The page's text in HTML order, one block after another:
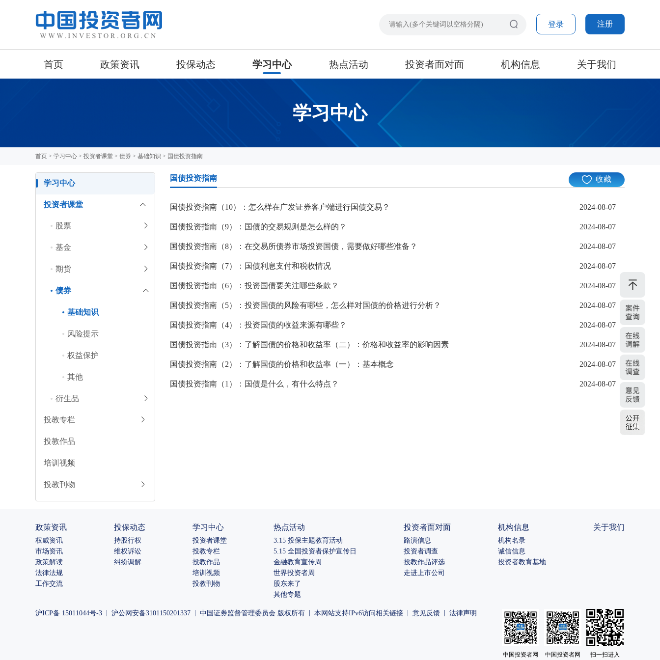
登录 注册
首页 政策资讯 投保动态 学习中心 热点活动 投资者面对面 机构信息 关于我们
学习中心
首页 > 学习中心 > 投资者课堂 > 债券 > 基础知识 > 国债投资指南
学习中心
投资者课堂
股票
基金
期货
债券
基础知识
风险提示
权益保护
其他
衍生品
投教专栏
投教作品
培训视频
投教刊物
国债投资指南 收藏
国债投资指南（10）：怎么样在广发证券客户端进行国债交易？ 2024-08-07
国债投资指南（9）：国债的交易规则是怎么样的？ 2024-08-07
国债投资指南（8）：在交易所债券市场投资国债，需要做好哪些准备？ 2024-08-07
国债投资指南（7）：国债利息支付和税收情况 2024-08-07
国债投资指南（6）：投资国债要关注哪些条款？ 2024-08-07
国债投资指南（5）：投资国债的风险有哪些，怎么样对国债的价格进行分析？ 2024-08-07
国债投资指南（4）：投资国债的收益来源有哪些？ 2024-08-07
国债投资指南（3）：了解国债的价格和收益率（二）：价格和收益率的影响因素 2024-08-07
国债投资指南（2）：了解国债的价格和收益率（一）：基本概念 2024-08-07
国债投资指南（1）：国债是什么，有什么特点？ 2024-08-07
政策资讯
权威资讯
市场资讯
政策解读
法律法规
工作交流
投保动态
持股行权
维权诉讼
纠纷调解
学习中心
投资者课堂
投教专栏
投教作品
培训视频
投教刊物
热点活动
3.15 投保主题教育活动
5.15 全国投资者保护宣传日
金融教育宣传周
世界投资者周
股东来了
其他专题
投资者面对面
路演信息
投资者调查
投教作品评选
走进上市公司
机构信息
机构名录
诚信信息
投资者教育基地
关于我们
沪ICP备 15011044号-3 沪公网安备3101150201337 中国证券监督管理委员会 版权所有 本网站支持IPv6访问相关链接 意见反馈 法律声明
中国投资者网 中国投资者网 扫一扫进入